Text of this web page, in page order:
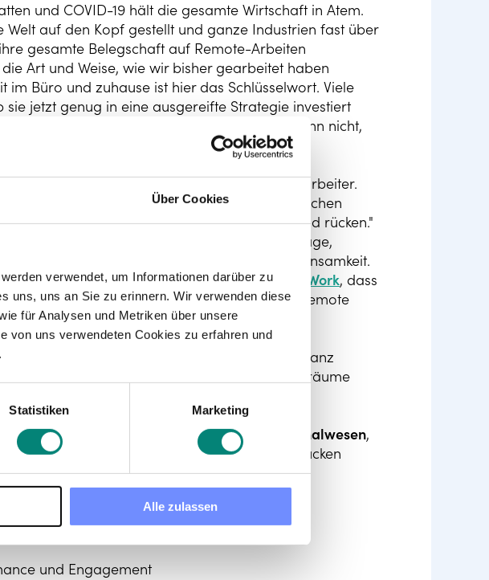
Über Cookies
verwendet, um Informationen darüber zu
uns, uns an Sie zu erinnern. Wir verwenden diese
für Analysen und Metriken über unsere
von uns verwendeten Cookies zu erfahren und
.
Statistiken Marketing
Alle zulassen
und COVID-19 hält die gesamte Wirtschaft in Atem.
auf den Kopf gestellt und ganze Industrien fast über
gesamte Belegschaft auf Remote-Arbeiten
Art und Weise, wie wir bisher gearbeitet haben
Büro und zuhause ist hier das Schlüsselwort. Viele
jetzt genug in eine ausgereifte Strategie investiert
der mobilen Arbeit zu gewährleisten. Und wenn nicht,
2020ist die psychische Gesundheit der Mitarbeiter.
Stresses “Themen zur psychischen
Arbeitgebers viel stärker in den Vordergrund rücken."
die mobil und zuhause arbeiten, nicht in der Lage,
trennen. Viele kämpfen mit dem Gefühl der Einsamkeit.
Bericht von Buffer über denState of Remote Work, dass
abschalten können, und ganze 19% der Remote
handeln und reagieren. Ganz
ganze Branchen an neue Arbeitsstile und -räume
4 wichtigsten HR-Tipps und Trends im Personalwesen,
Personalentwicklung stärker in den Fokus rücken
in allen HR-Bereichen
und Engagement